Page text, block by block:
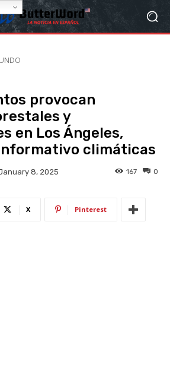
provocan
y
en Los Ángeles,
climáticas
8, 2025 0
167
X Pinterest